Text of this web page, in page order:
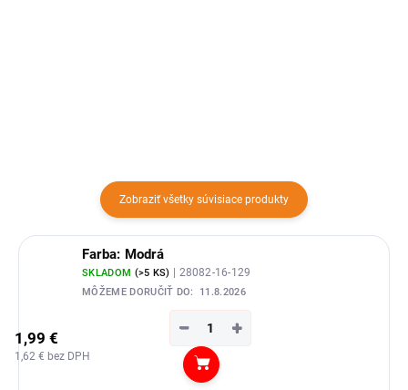
Zobraziť všetky súvisiace produkty
Farba: Modrá
SKLADOM (>5 KS) | 28082-16-129
MÔŽEME DORUČIŤ DO: 11.8.2026
1,99 €
1,62 € bez DPH
+
−
Do košíka